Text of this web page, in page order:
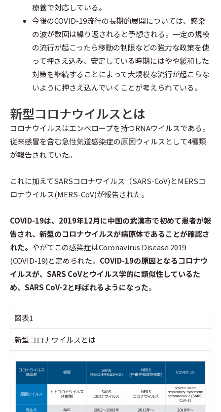
療養で対応している。
今後のCOVID-19流行の長期的展開については、感染
の波が数回は繰り返されると予想される。一定の規模
の流行が起こったら移動の制限などの強力な政策を使
って押さえ込み、安定している時期にはやや緩和した
対策を継続することによって大規模な流行が起こらな
いように押さえ込んでいくことが考えられている。
新型コロナウイルスとは
コロナウイルスはエンベロープを持つRNAウイルスである。
従来感冒を含む急性気道感染症の原因ウィルスとして4種類
が報告されていた。
これに加えてSARSコロナウイルス（SARS-CoV)とMERSコ
ロナウイルス(MERS-CoV)が報告された。
COVID-19は、2019年12月に中国の武漢市で初めて患者が報
告され、新型のコロナウイルスが病原体であることが確認さ
れた。 やがてこの感染症はCoronavirus Disease 2019
(COVID-19)と定められた。 COVID-19の原因となるコロナウ
イルスが、SARS CoVとウイルス学的に類似性しているた
め、SARS CoV-2と呼ばれるようになった。
図表1
新型コロナウイルスとは